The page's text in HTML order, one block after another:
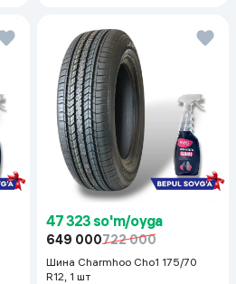
47 323 so'm/oyga
649 000722 000
Шина Charmhoo Cho1 175/70
R12, 1 шт